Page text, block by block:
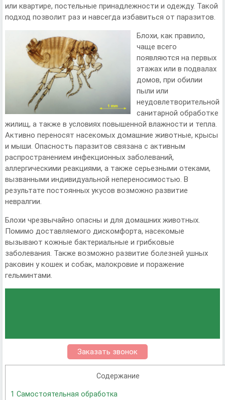
или квартире, постельные принадлежности и одежду. Такой
подход позволит раз и навсегда избавиться от паразитов.
Блохи, как правило,
чаще всего
появляются на первых
этажах или в подвалах
домов, при обилии
пыли или
неудовлетворительной
санитарной обработке
жилищ, а также в условиях повышенной влажности и тепла.
Активно переносят насекомых домашние животные, крысы
и мыши. Опасность паразитов связана с активным
распространением инфекционных заболеваний,
аллергическими реакциями, а также серьезными отеками,
вызванными индивидуальной непереносимостью. В
результате постоянных укусов возможно развитие
невралгии.
Блохи чрезвычайно опасны и для домашних животных.
Помимо доставляемого дискомфорта, насекомые
вызывают кожные бактериальные и грибковые
заболевания. Также возможно развитие болезней ушных
раковин у кошек и собак, малокровие и поражение
гельминтами.
Заказать звонок
Содержание
1 Самостоятельная обработка